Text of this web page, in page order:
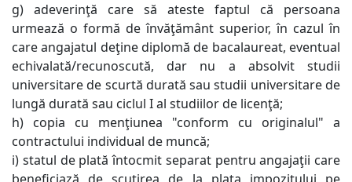
g) adeverinţă care să ateste faptul că persoana
urmează o formă de învăţământ superior, în cazul în
care angajatul deţine diplomă de bacalaureat, eventual
echivalată/recunoscută, dar nu a absolvit studii
universitare de scurtă durată sau studii universitare de
lungă durată sau ciclul I al studiilor de licenţă;
h) copia cu menţiunea "conform cu originalul" a
contractului individual de muncă;
i) statul de plată întocmit separat pentru angajaţii care